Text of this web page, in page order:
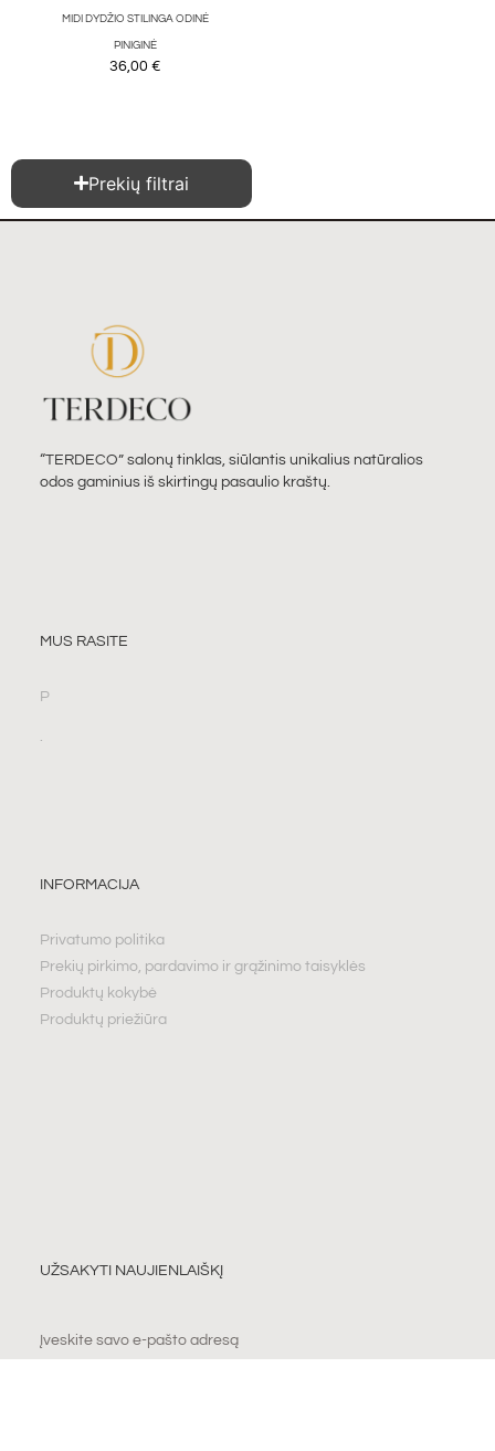
MIDI DYDŽIO STILINGA ODINĖ
PINIGINĖ
36,00 €
Prekių filtrai
“TERDECO” salonų tinklas, siūlantis unikalius natūralios
odos gaminius iš skirtingų pasaulio kraštų.
MUS RASITE
P
.
INFORMACIJA
Privatumo politika
Prekių pirkimo, pardavimo ir grąžinimo taisyklės
Produktų kokybė
Produktų priežiūra
UŽSAKYTI NAUJIENLAIŠKĮ